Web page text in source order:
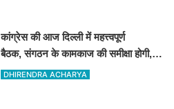
कांग्रेस की आज दिल्ली में महत्त्वपूर्ण
बैठक, संगठन के कामकाज की समीक्षा होगी,
चुनावी चर्चा भी
DHIRENDRA ACHARYA